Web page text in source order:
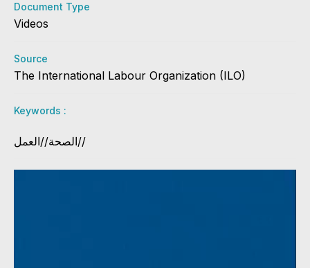
Document Type
Videos
Source
The International Labour Organization (ILO)
Keywords :
الصحة//العمل//